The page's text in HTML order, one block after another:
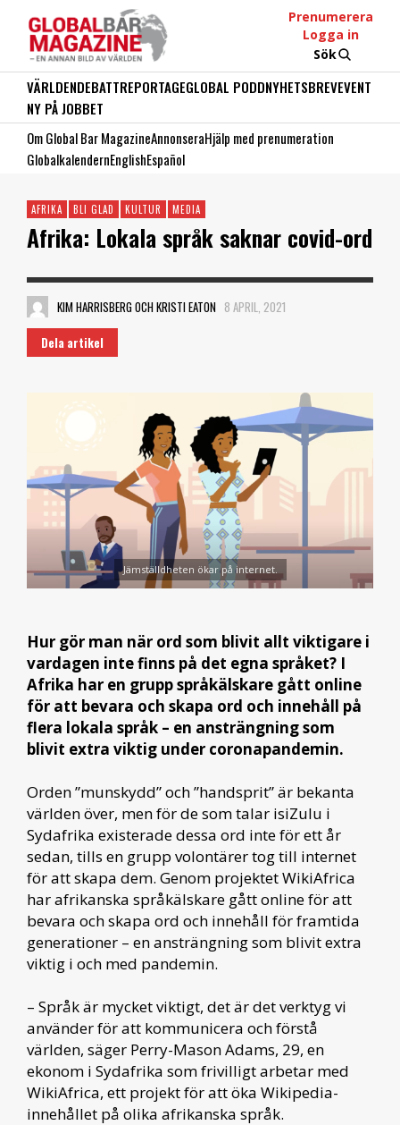
Prenumerera
Logga in
Sök
VÄRLDENDEBATTREPORTAGEGLOBAL PODDNYHETSBREVEVENT
NY PÅ JOBBET
Om Global Bar MagazineAnnonseraHjälp med prenumeration
GlobalkalendernEnglishEspañol
AFRIKA BLI GLAD KULTUR MEDIA
Afrika: Lokala språk saknar covid-ord
KIM HARRISBERG OCH KRISTI EATON 8 APRIL, 2021
Dela artikel
Jämställdheten ökar på internet.
Hur gör man när ord som blivit allt viktigare i
vardagen inte finns på det egna språket? I
Afrika har en grupp språkälskare gått online
för att bevara och skapa ord och innehåll på
flera lokala språk – en ansträngning som
blivit extra viktig under coronapandemin.
Orden ”munskydd” och ”handsprit” är bekanta
världen över, men för de som talar isiZulu i
Sydafrika existerade dessa ord inte för ett år
sedan, tills en grupp volontärer tog till internet
för att skapa dem. Genom projektet WikiAfrica
har afrikanska språkälskare gått online för att
bevara och skapa ord och innehåll för framtida
generationer – en ansträngning som blivit extra
viktig i och med pandemin.
– Språk är mycket viktigt, det är det verktyg vi
använder för att kommunicera och förstå
världen, säger Perry-Mason Adams, 29, en
ekonom i Sydafrika som frivilligt arbetar med
WikiAfrica, ett projekt för att öka Wikipedia-
innehållet på olika afrikanska språk.